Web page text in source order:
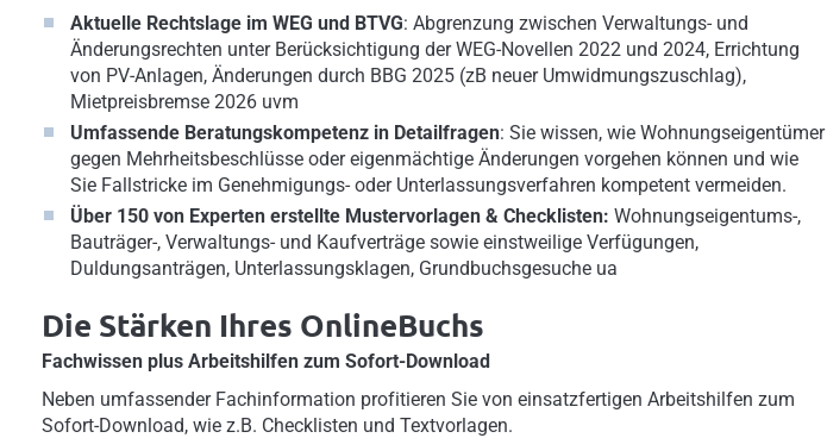
Aktuelle Rechtslage im WEG und BTVG: Abgrenzung zwischen Verwaltungs- und
Änderungsrechten unter Berücksichtigung der WEG-Novellen 2022 und 2024, Errichtung
von PV-Anlagen, Änderungen durch BBG 2025 (zB neuer Umwidmungszuschlag),
Mietpreisbremse 2026 uvm
Umfassende Beratungskompetenz in Detailfragen: Sie wissen, wie Wohnungseigentümer
gegen Mehrheitsbeschlüsse oder eigenmächtige Änderungen vorgehen können und wie
Sie Fallstricke im Genehmigungs- oder Unterlassungsverfahren kompetent vermeiden.
Über 150 von Experten erstellte Mustervorlagen & Checklisten: Wohnungseigentums-,
Bauträger-, Verwaltungs- und Kaufverträge sowie einstweilige Verfügungen,
Duldungsanträgen, Unterlassungsklagen, Grundbuchsgesuche ua
Die Stärken Ihres OnlineBuchs
Fachwissen plus Arbeitshilfen zum Sofort-Download
Neben umfassender Fachinformation profitieren Sie von einsatzfertigen Arbeitshilfen zum
Sofort-Download, wie z.B. Checklisten und Textvorlagen.